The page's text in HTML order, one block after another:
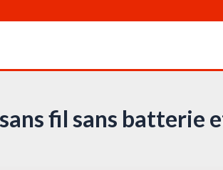
fil sans batterie